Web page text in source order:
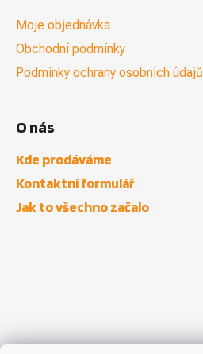
Moje objednávka
Obchodní podmínky
Podmínky ochrany osobních údajů
O nás
Kde prodáváme
Kontaktní formulář
Jak to všechno začalo